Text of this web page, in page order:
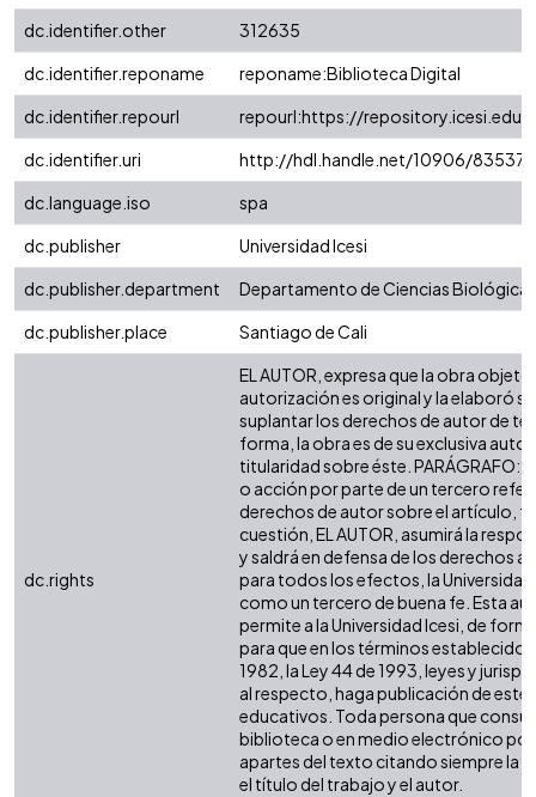
dc.identifier.other
312635
dc.identifier.reponame
reponame:Biblioteca Digital
dc.identifier.repourl
repourl:https://
dc.identifier.uri
http://hdl.handle.net/10906/83537
dc.language.iso
spa
dc.publisher
Universidad Icesi
dc.publisher.department
Departamento de Ciencias Biológicas
dc.publisher.place
Santiago de Cali
dc.rights
EL AUTOR, expresa que la obra
autorización es original y la elaboró
suplantar los derechos de autor de
forma, la obra es de su exclusiva
titularidad sobre éste. PARÁGRAFO:
o acción por parte de un tercero
derechos de autor sobre el artículo,
cuestión, EL AUTOR, asumirá la
y saldrá en defensa de los derechos
para todos los efectos, la Universidad
como un tercero de buena fe. Esta
permite a la Universidad Icesi, de
para que en los términos establecidos
1982, la Ley 44 de 1993, leyes y
al respecto, haga publicación de este
educativos. Toda persona que
biblioteca o en medio electrónico
apartes del texto citando siempre la
el título del trabajo y el autor.